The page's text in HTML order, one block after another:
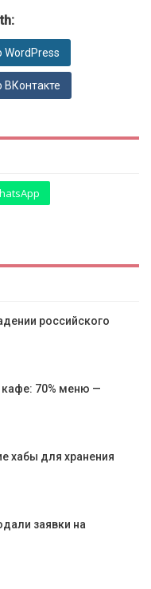
российского
кафе: 70% меню —
хабы для хранения
заявки на